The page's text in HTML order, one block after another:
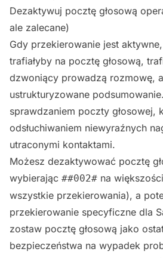
Dezaktywuj pocztę głosową
ale zalecane)
Gdy przekierowanie jest
trafiałyby na pocztę głosową,
dzwoniący prowadzą rozmowę,
ustrukturyzowane
sprawdzaniem poczty głosowej,
odsłuchiwaniem niewyraźnych
utraconymi kontaktami.
Możesz dezaktywować pocztę
wybierając ##002# na
wszystkie przekierowania), a
przekierowanie specyficzne dla
zostaw pocztę głosową jako
bezpieczeństwa na wypadek